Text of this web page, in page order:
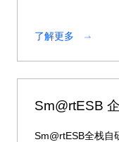
动化、智能化的
决方案。 通过基础
新建核心系统及
与通道，实现新核
统间的交互。
了解更多
Sm@rtESB
Sm@rtESB全栈自